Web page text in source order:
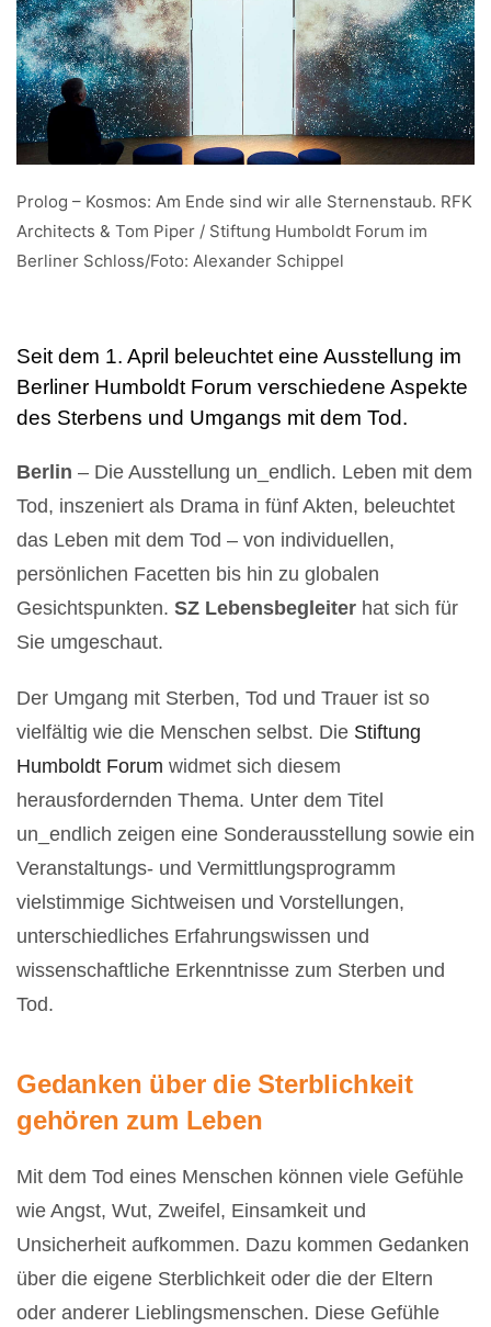
Prolog – Kosmos: Am Ende sind wir alle Sternenstaub. RFK
Architects & Tom Piper / Stiftung Humboldt Forum im
Berliner Schloss/Foto: Alexander Schippel
Seit dem 1. April beleuchtet eine Ausstellung im
Berliner Humboldt Forum verschiedene Aspekte
des Sterbens und Umgangs mit dem Tod.
Berlin – Die Ausstellung un_endlich. Leben mit dem
Tod, inszeniert als Drama in fünf Akten, beleuchtet
das Leben mit dem Tod – von individuellen,
persönlichen Facetten bis hin zu globalen
Gesichtspunkten. SZ Lebensbegleiter hat sich für
Sie umgeschaut.
Der Umgang mit Sterben, Tod und Trauer ist so
vielfältig wie die Menschen selbst. Die Stiftung
Humboldt Forum widmet sich diesem
herausfordernden Thema. Unter dem Titel
un_endlich zeigen eine Sonderausstellung sowie ein
Veranstaltungs- und Vermittlungsprogramm
vielstimmige Sichtweisen und Vorstellungen,
unterschiedliches Erfahrungswissen und
wissenschaftliche Erkenntnisse zum Sterben und
Tod.
Gedanken über die Sterblichkeit
gehören zum Leben
Mit dem Tod eines Menschen können viele Gefühle
wie Angst, Wut, Zweifel, Einsamkeit und
Unsicherheit aufkommen. Dazu kommen Gedanken
über die eigene Sterblichkeit oder die der Eltern
oder anderer Lieblingsmenschen. Diese Gefühle